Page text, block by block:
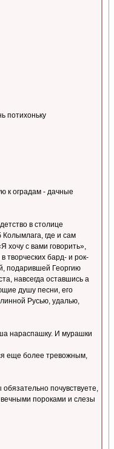
потихоньку
к оградам - дачные
в столице
Колымлага, где и сам
хочу с вами говорить»,
творческих бард- и рок-
подарившей Георгию
навсегда оставшись а
душу песни, его
Русью, удалью,
нараспашку. И мурашки
еще более тревожным,
почувствуете,
пороками и слезы